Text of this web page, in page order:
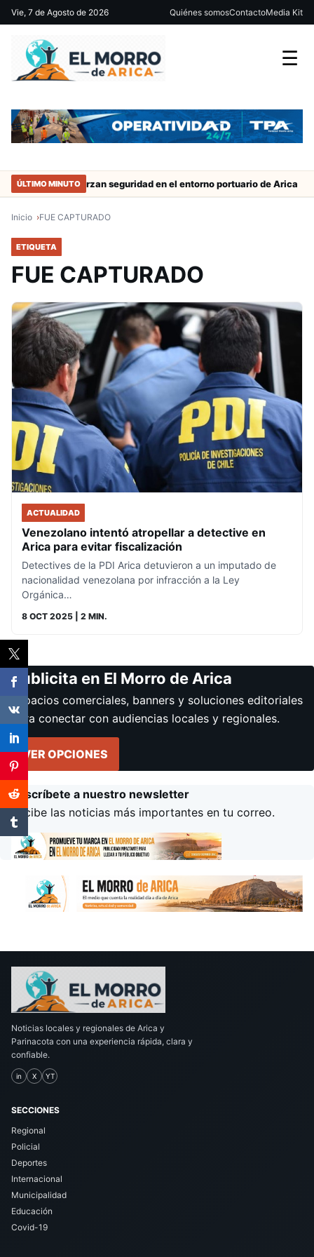
Vie, 7 de Agosto de 2026 Quiénes somosContactoMedia Kit
☰
ÚLTIMO MINUTORefuerzan seguridad en el entorno portuario de Arica
Inicio FUE CAPTURADO
ETIQUETA
FUE CAPTURADO
ACTUALIDAD
Venezolano intentó atropellar a detective en
Arica para evitar fiscalización
Detectives de la PDI Arica detuvieron a un imputado de
nacionalidad venezolana por infracción a la Ley
Orgánica…
8 OCT 2025 | 2 MIN.
Publicita en El Morro de Arica
Espacios comerciales, banners y soluciones editoriales
para conectar con audiencias locales y regionales.
VER OPCIONES
Suscríbete a nuestro newsletter
Recibe las noticias más importantes en tu correo.
Noticias locales y regionales de Arica y
Parinacota con una experiencia rápida, clara y
confiable.
in X YT
SECCIONES
Regional
Policial
Deportes
Internacional
Municipalidad
Educación
Covid-19